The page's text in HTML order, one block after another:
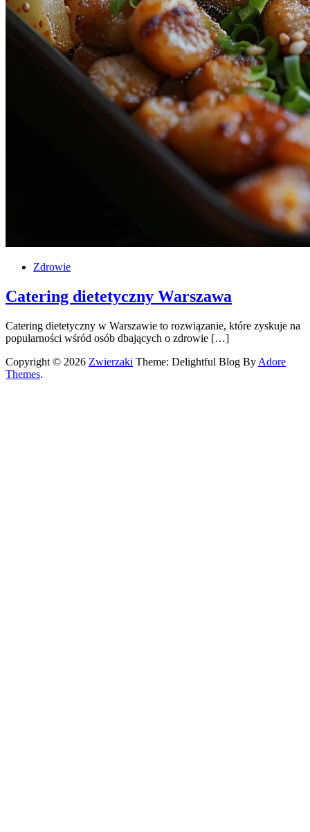
Zdrowie
Catering dietetyczny Warszawa
Catering dietetyczny w Warszawie to rozwiązanie, które zyskuje na
popularności wśród osób dbających o zdrowie […]
Copyright © 2026 Zwierzaki Theme: Delightful Blog By Adore
Themes.